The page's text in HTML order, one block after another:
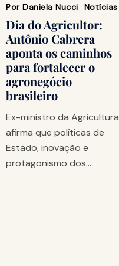
Por Daniela Nucci Notícias
Dia do Agricultor:
Antônio Cabrera
aponta os caminhos
para fortalecer o
agronegócio
brasileiro
Ex-ministro da Agricultura
afirma que políticas de
Estado, inovação e
protagonismo dos…